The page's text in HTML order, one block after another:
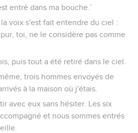
entré dans ma bouche.’
voix s'est fait entendre du ciel :
toi, ne le considère pas comme
puis tout a été retiré dans le ciel.
trois hommes envoyés de
à la maison où j'étais.
avec eux sans hésiter. Les six
et nous sommes entrés